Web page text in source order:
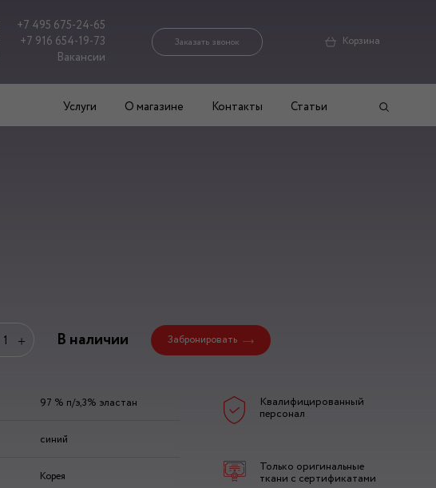
+7 495 675-24-65
+7 916 654-19-73
Вакансии
Заказать звонок Корзина
Услуги О магазине Контакты Статьи
+ В наличии Забронировать
97 % п/э,3% эластан
синий
Корея
Квалифицированный
персонал
Только оригинальные
ткани с сертификатами